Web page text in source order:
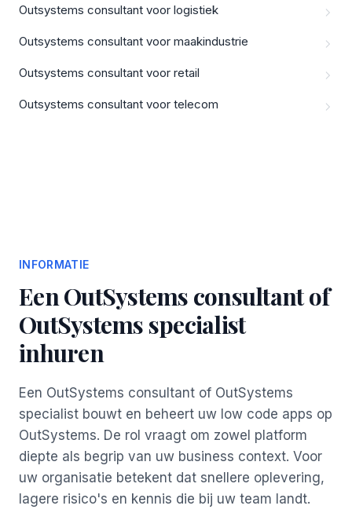
Outsystems consultant voor logistiek
Outsystems consultant voor maakindustrie
Outsystems consultant voor retail
Outsystems consultant voor telecom
INFORMATIE
Een OutSystems consultant of
OutSystems specialist
inhuren
Een OutSystems consultant of OutSystems
specialist bouwt en beheert uw low code apps op
OutSystems. De rol vraagt om zowel platform
diepte als begrip van uw business context. Voor
uw organisatie betekent dat snellere oplevering,
lagere risico's en kennis die bij uw team landt.